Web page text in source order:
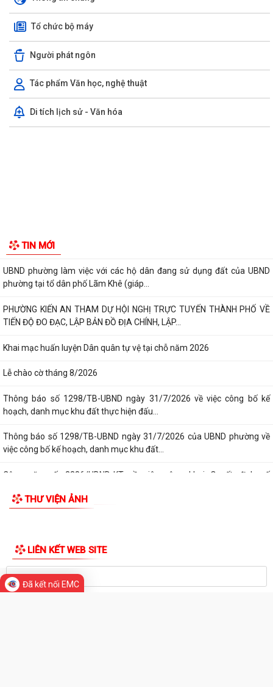
GIỚI THIỆU CHUNG
Tổ chức bộ máy
Di tích lịch sử - Văn hóa
UBND phường triển khai công tác khám sức khoẻ định kỳ, khám sàng
lọc miễn phí cho người dân trên...
Ban đại diện Hội đồng quản trị Ngân hàng Chính sách xã hội phường
Kiến An tổ chức phiên họp giao...
TỪ NGÀY 08/8/2026: NHIỀU THỦ TỤC HÀNH CHÍNH TRỰC TUYẾN TẠI
THÀNH PHỐ HẢI PHÒNG ĐƯỢC THU PHÍ, LỆ PHÍ...
Chi bộ trường Tiểu học Quang Trung kết nạp Đảng viên mới
Tổ Đại biểu số 05 HĐND thành phố tiếp xúc cử tri sau Kỳ họp thường lệ
giữa năm 2026 HĐND thành phố...
Hội nghị tập huấn công tác Đoàn và phong trào thanh thiếu nhi năm
2026
Công văn số: 20/CV-TYT của Trạm y tế phường v/v công khai số điện
thoại đường dây nóng tiếp nhận...
phi truyền thống năm 2026
Công văn số 3357/UBND-KT ngày 28/7/2026 của UBND phường v/v
phối hợp thông tin chương trình khảo...
Đã kết nối EMC